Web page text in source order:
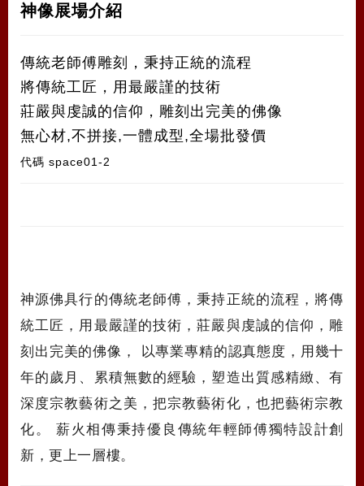
神像展場介紹
傳統老師傅雕刻，秉持正統的流程
將傳統工匠，用最嚴謹的技術
莊嚴與虔誠的信仰，雕刻出完美的佛像
無心材,不拼接,一體成型,全場批發價
代碼 space01-2
神源佛具行的傳統老師傅，秉持正統的流程，將傳
統工匠，用最嚴謹的技術，莊嚴與虔誠的信仰，雕
刻出完美的佛像， 以專業專精的認真態度，用幾十
年的歲月、累積無數的經驗，塑造出質感精緻、有
深度宗教藝術之美，把宗教藝術化，也把藝術宗教
化。 薪火相傳秉持優良傳統年輕師傅獨特設計創
新，更上一層樓。